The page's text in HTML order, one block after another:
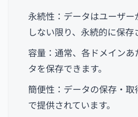
永続性：データはユーザ
しない限り、永続的に保存
容量：通常、各ドメイン
タを保存できます。
簡便性：データの保存・取
で提供されています。